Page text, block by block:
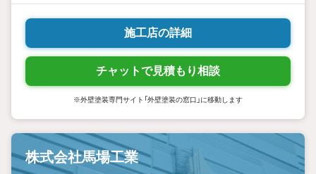
施工店の詳細
チャットで見積もり相談
※外壁塗装専門サイト「外壁塗装の窓口」に移動します
株式会社馬場工業